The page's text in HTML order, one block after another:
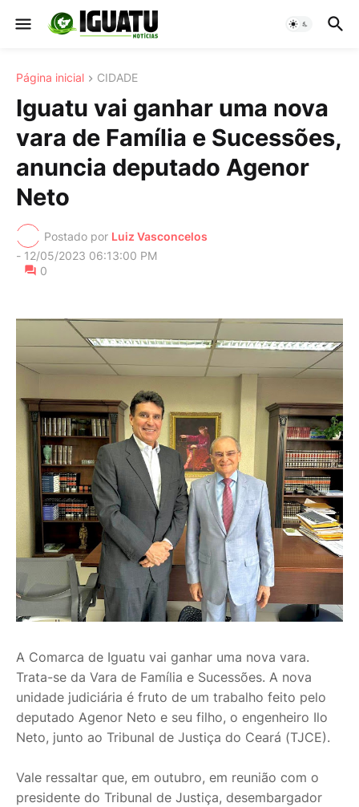
Página inicial CIDADE
Iguatu vai ganhar uma nova
vara de Família e Sucessões,
anuncia deputado Agenor
Neto
Postado por Luiz Vasconcelos
- 12/05/2023 06:13:00 PM
0
A Comarca de Iguatu vai ganhar uma nova vara.
Trata-se da Vara de Família e Sucessões. A nova
unidade judiciária é fruto de um trabalho feito pelo
deputado Agenor Neto e seu filho, o engenheiro Ilo
Neto, junto ao Tribunal de Justiça do Ceará (TJCE).
Vale ressaltar que, em outubro, em reunião com o
presidente do Tribunal de Justiça, desembargador